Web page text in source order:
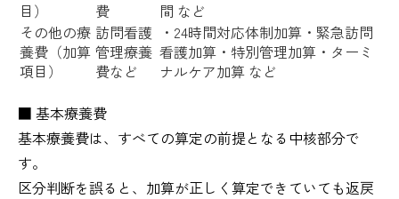
目）
費
間 など
その他の療
養費（加算
項目）
訪問看護
管理療養
費など
・24時間対応体制加算・緊急訪問
看護加算・特別管理加算・ターミ
ナルケア加算 など
■ 基本療養費
基本療養費は、すべての算定の前提となる中核部分で
す。
区分判断を誤ると、加算が正しく算定できていても返戻